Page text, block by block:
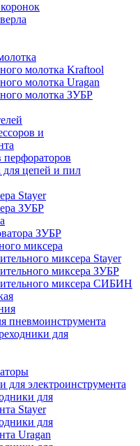
молотка Kraftool
молотка Uragan
молотка ЗУБР
и
перфораторов
цепей и пил
Stayer
ЗУБР
ЗУБР
миксера
миксера Stayer
миксера ЗУБР
миксера СИБИН
пневмоинструмента
для
электроинструмента
для
Stayer
для
Uragan